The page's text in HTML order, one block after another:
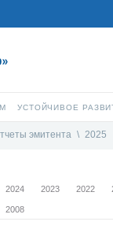
УСТОЙЧИВОЕ
эмитента \ 2025
2024 2023 2022
2008